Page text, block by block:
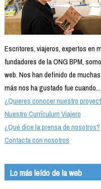
Escritores, viajeros, expertos en
fundadores de la ONG BPM,
web. Nos han definido de
más nos ha gustado fue cuando...
¿Quieres conocer nuestro
Nuestro Currículum Viajero
¿Qué dice la prensa de nosotros?
Contacta con nosotros
Lo más leído de la web